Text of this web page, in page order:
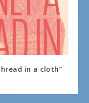
in a cloth”